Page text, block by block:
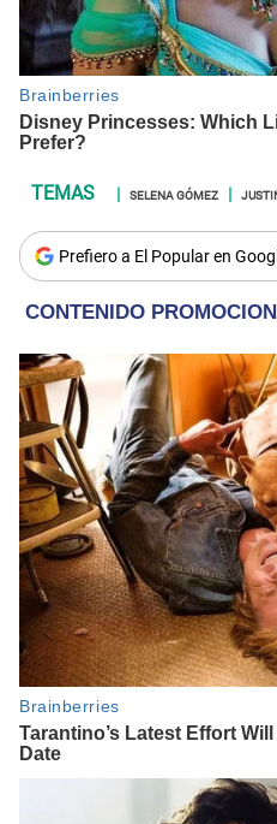
SELENA GÓMEZ
Prefiero a El Popular en